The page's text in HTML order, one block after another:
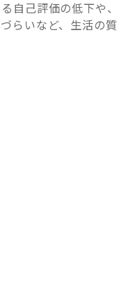
自己評価の低下や、
らいなど、生活の質